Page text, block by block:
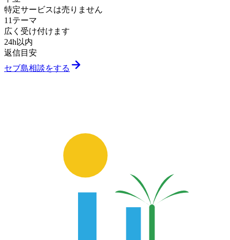
特定サービスは売りません
11テーマ
広く受け付けます
24h以内
返信目安
セブ島相談をする